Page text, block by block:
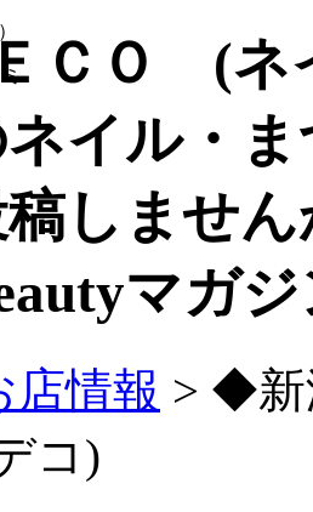
ＣＯ (ネ
イル・
しませ
マガ
店情報 > ◆
コ)
ミ